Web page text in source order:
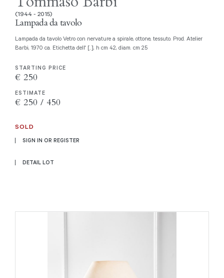
(1944 - 2015)
Lampada da tavolo
Lampada da tavolo Vetro con nervature a spirale, ottone, tessuto. Prod. Atelier
Barbi, 1970 ca. Etichetta dell' [..], h cm 42, diam. cm 25
STARTING PRICE
€ 250
ESTIMATE
€ 250 / 450
SOLD
SIGN IN OR REGISTER
DETAIL LOT